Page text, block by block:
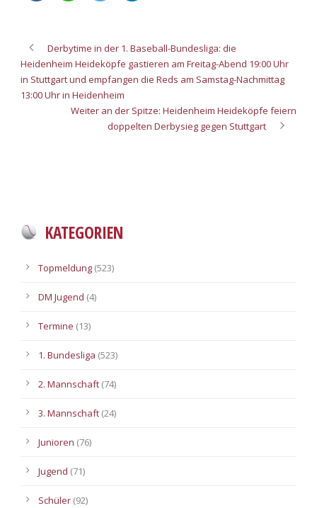
Derbytime in der 1. Baseball-Bundesliga: die
Heidenheim Heideköpfe gastieren am Freitag-Abend 19:00 Uhr
in Stuttgart und empfangen die Reds am Samstag-Nachmittag
13:00 Uhr in Heidenheim
Weiter an der Spitze: Heidenheim Heideköpfe feiern
doppelten Derbysieg gegen Stuttgart
KATEGORIEN
Topmeldung (523)
DM Jugend (4)
Termine (13)
1. Bundesliga (523)
2. Mannschaft (74)
3. Mannschaft (24)
Junioren (76)
Jugend (71)
Schüler (92)